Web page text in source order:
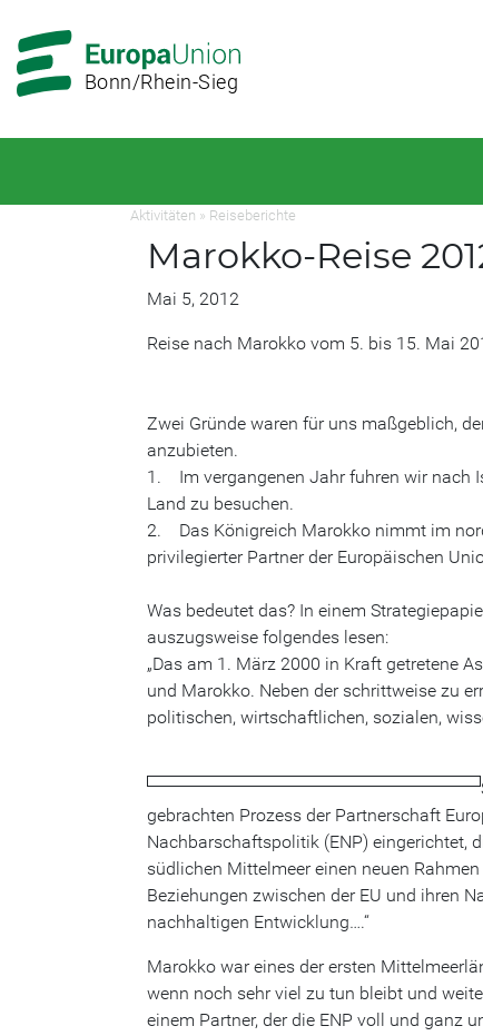
Hauptnavigation
Hauptbereich
Bonn/Rhein-Sieg
Aktivitäten » Reiseberichte
Marokko-Reise
Mai 5, 2012
Reise nach Marokko vom 5. bis 15. Mai
Zwei Gründe waren für uns maßgeblich,
anzubieten.
1. Im vergangenen Jahr fuhren wir nach
Land zu besuchen.
2. Das Königreich Marokko nimmt im
privilegierter Partner der Europäischen
Was bedeutet das? In einem
auszugsweise folgendes lesen:
„Das am 1. März 2000 in Kraft getretene
und Marokko. Neben der schrittweise zu
politischen, wirtschaftlichen, sozialen,
gebrachten Prozess der Partnerschaft
Nachbarschaftspolitik (ENP) eingerichtet,
südlichen Mittelmeer einen neuen
Beziehungen zwischen der EU und ihren
nachhaltigen Entwicklung….“
Marokko war eines der ersten
wenn noch sehr viel zu tun bleibt und
einem Partner, der die ENP voll und ganz